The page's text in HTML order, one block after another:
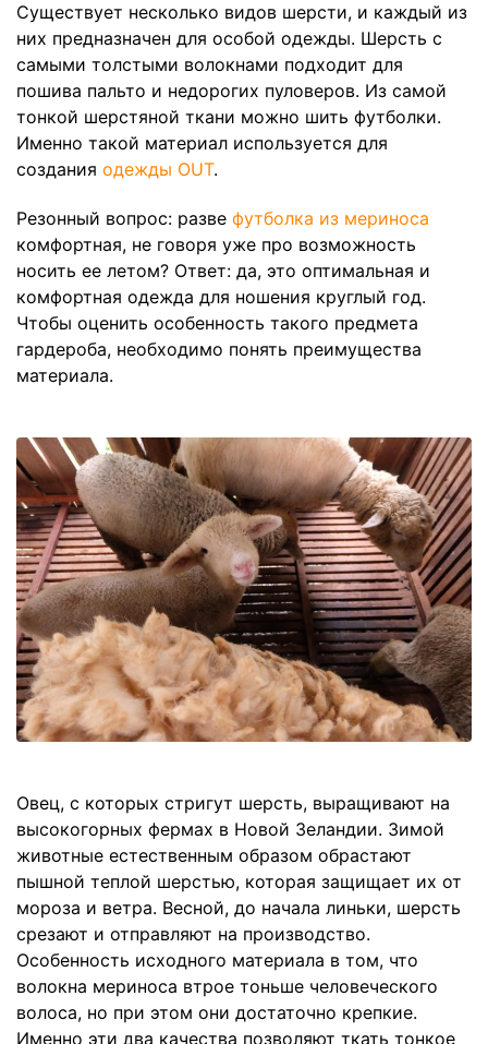
Существует несколько видов шерсти, и каждый из
них предназначен для особой одежды. Шерсть с
самыми толстыми волокнами подходит для
пошива пальто и недорогих пуловеров. Из самой
тонкой шерстяной ткани можно шить футболки.
Именно такой материал используется для
создания одежды OUT.
Резонный вопрос: разве футболка из мериноса
комфортная, не говоря уже про возможность
носить ее летом? Ответ: да, это оптимальная и
комфортная одежда для ношения круглый год.
Чтобы оценить особенность такого предмета
гардероба, необходимо понять преимущества
материала.
Овец, с которых стригут шерсть, выращивают на
высокогорных фермах в Новой Зеландии. Зимой
животные естественным образом обрастают
пышной теплой шерстью, которая защищает их от
мороза и ветра. Весной, до начала линьки, шерсть
срезают и отправляют на производство.
Особенность исходного материала в том, что
волокна мериноса втрое тоньше человеческого
волоса, но при этом они достаточно крепкие.
Именно эти два качества позволяют ткать тонкое